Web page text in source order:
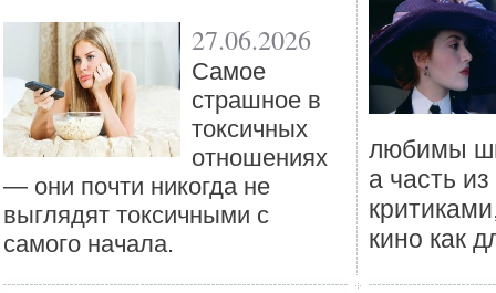
27.06.2026
Самое
страшное в
токсичных
отношениях
— они почти никогда не
выглядят токсичными с
самого начала.
любимы
а часть
кино как